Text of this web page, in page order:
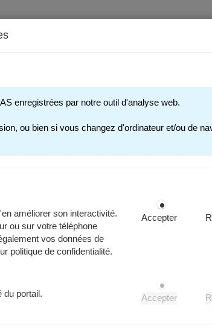
- Sports
INFOS UTILES
scolarisé dans une école publique ou
activité sportive municipale au cours des deux
que nous vous avons transmis (certificat
à la Plateforme Famille.
une des catégories enumérées ci-dessus, vous
enregistrées par notre outil d'analyse web.
ou bien si vous changez d'ordinateur et/ou de
améliorer son interactivité.
ou sur votre téléphone
vos données de
politique de confidentialité.
Accepter
du portail. Accepter